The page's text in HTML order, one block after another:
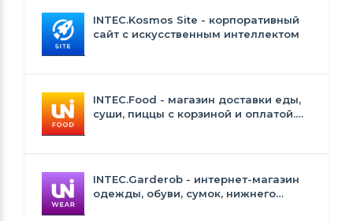
INTEC.Kosmos Site - корпоративный
сайт с искусственным интеллектом
INTEC.Food - магазин доставки еды,
суши, пиццы с корзиной и оплатой.
INTEC.Garderob - интернет-магазин
одежды, обуви, сумок, нижнего